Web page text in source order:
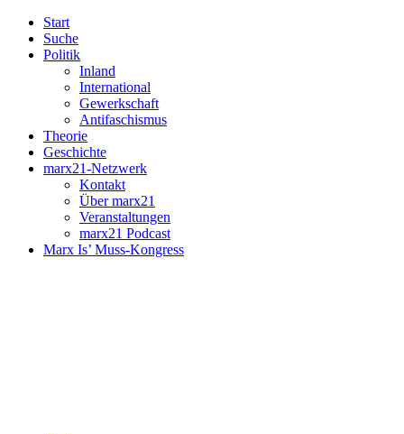
Start
Suche
Politik
Inland
International
Gewerkschaft
Antifaschismus
Theorie
Geschichte
marx21-Netzwerk
Kontakt
Über marx21
Veranstaltungen
marx21 Podcast
Marx Is’ Muss-Kongress